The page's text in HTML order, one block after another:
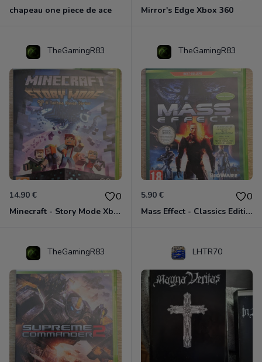
chapeau one piece de ace Mirror's Edge Xbox 360
TheGamingR83
14.90 € 0
Minecraft - Story Mode Xbox 360
TheGamingR83
5.90 € 0
Mass Effect - Classics Edition Xbox 360
TheGamingR83 LHTR70